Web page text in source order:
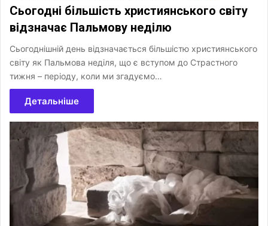
Сьогодні більшість християнського світу
відзначає Пальмову неділю
Сьогоднішній день відзначається більшістю християнського
світу як Пальмова неділя, що є вступом до Страстного
тижня – періоду, коли ми згадуємо…
Детальніше